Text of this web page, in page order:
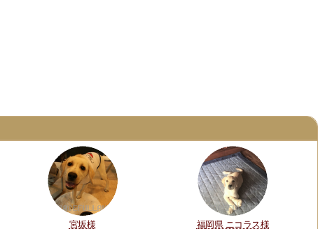
宮坂様 福岡県 ニコラス様